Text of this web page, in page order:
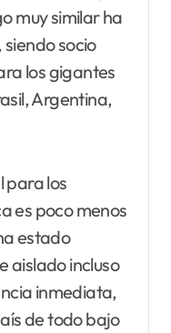
muy similar ha
socio
los gigantes
Argentina,
para los
es poco menos
estado
aislado incluso
inmediata,
de todo bajo